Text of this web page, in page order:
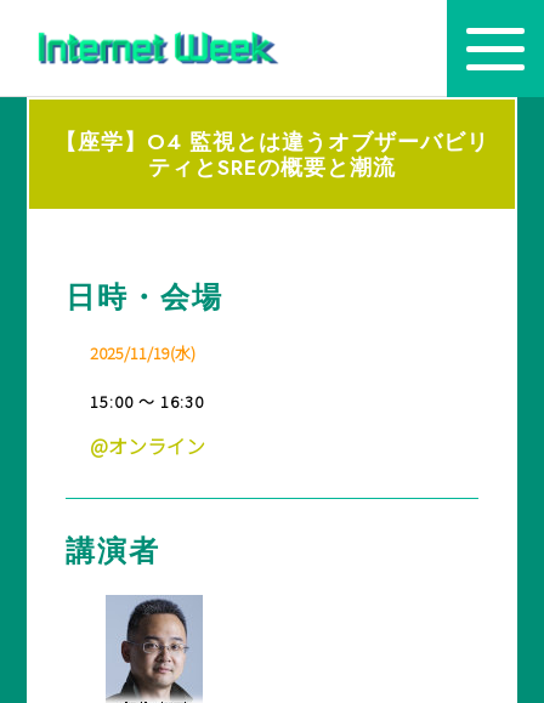
トップ
Internet Week とは
主催・後援・委員
メディア掲載
BASICオンデマンド
参加申込
【座学】O4 監視とは違うオブザーバビリ
ティとSREの概要と潮流
日時・会場
2025/11/19(水)
15:00 ～ 16:30
@オンライン
講演者